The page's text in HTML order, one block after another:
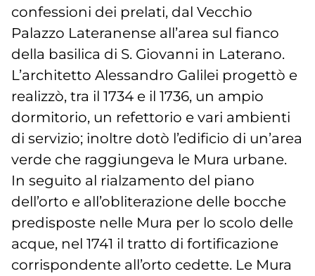
confessioni dei prelati, dal Vecchio
Palazzo Lateranense all’area sul fianco
della basilica di S. Giovanni in Laterano.
L’architetto Alessandro Galilei progettò e
realizzò, tra il 1734 e il 1736, un ampio
dormitorio, un refettorio e vari ambienti
di servizio; inoltre dotò l’edificio di un’area
verde che raggiungeva le Mura urbane.
In seguito al rialzamento del piano
dell’orto e all’obliterazione delle bocche
predisposte nelle Mura per lo scolo delle
acque, nel 1741 il tratto di fortificazione
corrispondente all’orto cedette. Le Mura